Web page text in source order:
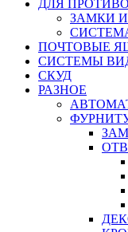
ДЛЯ
ЗАМКИ
ПОЧТОВЫЕ
СИСТЕМЫ
СКУД
РАЗНОЕ